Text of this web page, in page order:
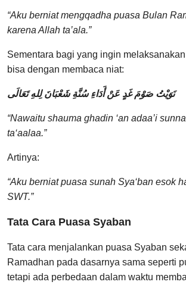
“Aku berniat mengqadha puasa Bulan
karena Allah ta’ala.”
Sementara bagi yang ingin
bisa dengan membaca niat:
نَوَيْتُ صَوْمَ غَدٍ عَنْ أَدَاءِ سُنَّةِ شَعْبَانَ لِلهِ تَعَالَى
“Nawaitu shauma ghadin ‘an adaa’i
ta‘aalaa.”
Artinya:
“Aku berniat puasa sunah Sya‘ban esok
SWT.”
Tata Cara Puasa Syaban
Tata cara menjalankan puasa Syaban
Ramadhan pada dasarnya sama seperti
tetapi ada perbedaan dalam waktu